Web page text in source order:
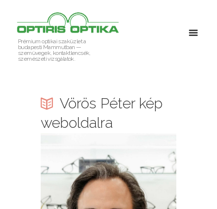
Prémium optikai szaküzlet a
budapesti Mammutban —
szemüvegek, kontaktlencsék,
szemészeti vizsgálatok.
Vörös Péter kép
weboldalra